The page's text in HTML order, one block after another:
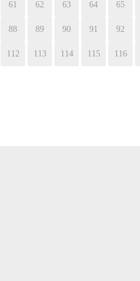
61 62 63 64 65
88 89 90 91 92
112 113 114 115 116